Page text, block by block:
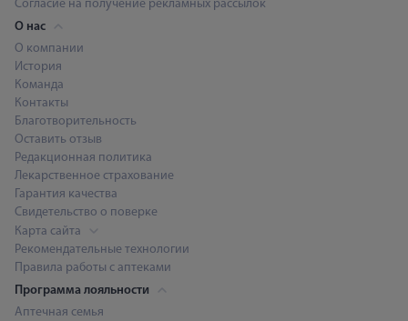
Согласие на получение рекламных рассылок
О нас
О компании
История
Команда
Контакты
Благотворительность
Оставить отзыв
Редакционная политика
Лекарственное страхование
Гарантия качества
Свидетельство о поверке
Карта сайта
Рекомендательные технологии
Правила работы с аптеками
Программа лояльности
Аптечная семья